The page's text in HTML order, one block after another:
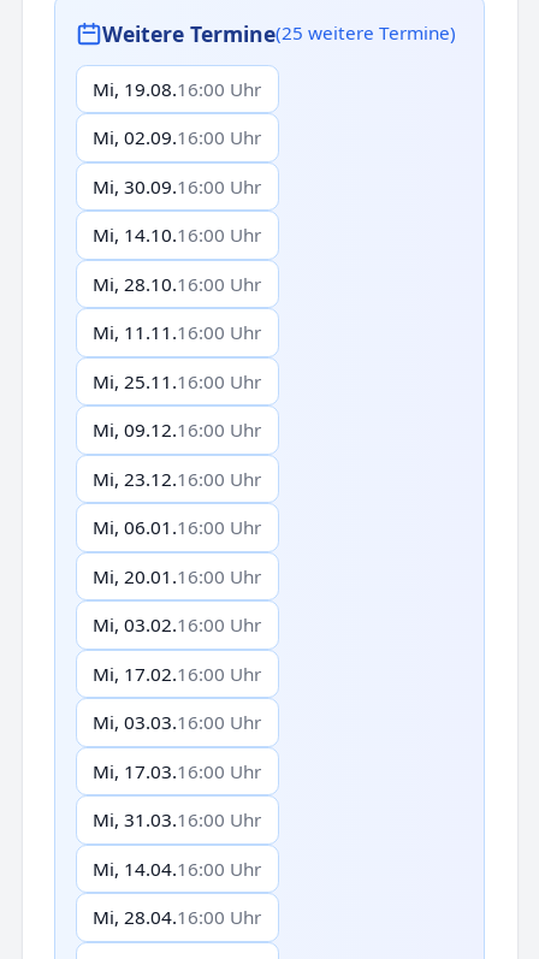
Weitere Termine(25 weitere Termine)
Mi, 19.08.16:00 Uhr
Mi, 02.09.16:00 Uhr
Mi, 30.09.16:00 Uhr
Mi, 14.10.16:00 Uhr
Mi, 28.10.16:00 Uhr
Mi, 11.11.16:00 Uhr
Mi, 25.11.16:00 Uhr
Mi, 09.12.16:00 Uhr
Mi, 23.12.16:00 Uhr
Mi, 06.01.16:00 Uhr
Mi, 20.01.16:00 Uhr
Mi, 03.02.16:00 Uhr
Mi, 17.02.16:00 Uhr
Mi, 03.03.16:00 Uhr
Mi, 17.03.16:00 Uhr
Mi, 31.03.16:00 Uhr
Mi, 14.04.16:00 Uhr
Mi, 28.04.16:00 Uhr